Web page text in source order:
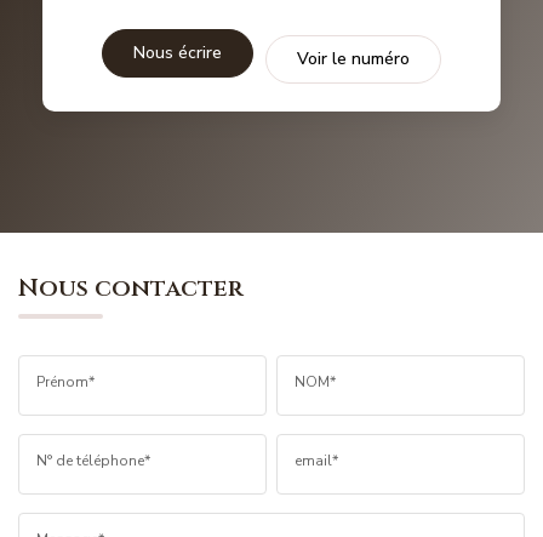
Nous écrire Voir le numéro
Nous contacter
Prénom* NOM*
N° de téléphone* email*